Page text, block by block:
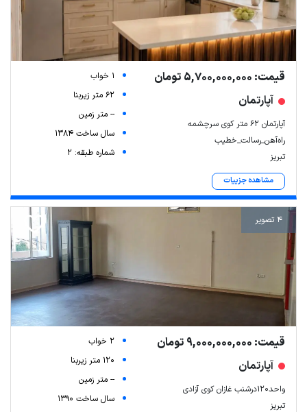
قیمت: 5,700,000,000 تومان
آپارتمان
آپارتمان ۶۲ متر کوی سرچشمه
راه‌آهن_رسالت_خطیب
تبریز
مشاهده جزییات
1 خواب
62 متر زیربنا
-- متر زمین
سال ساخت 1384
شماره طبقه: 2
4 تصویر
قیمت: 9,000,000,000 تومان
آپارتمان
واحد۱۲۰درشنب غازان کوی آزادی
تبریز
2 خواب
120 متر زیربنا
-- متر زمین
سال ساخت 1390